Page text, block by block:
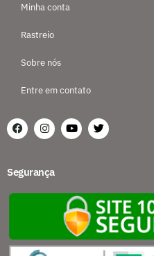
Minha conta
Rastreio
Sobre nós
Entre em contato
Segurança